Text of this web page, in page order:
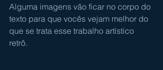
Alguma imagens vão ficar no corpo do
texto para que vocês vejam melhor do
que se trata esse trabalho artístico
retrô.